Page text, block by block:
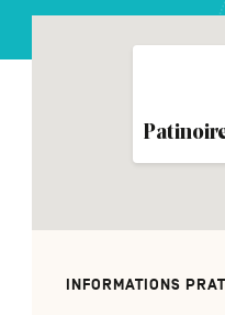
secondaire
INFORMATIONS